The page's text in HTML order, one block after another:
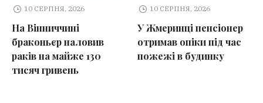
10 СЕРПНЯ, 2026
На Вінниччині
браконьєр наловив
раків на майже 130
тисяч гривень
10 СЕРПНЯ, 2026
У Жмеринці пенсіонер
отримав опіки під час
пожежі в будинку